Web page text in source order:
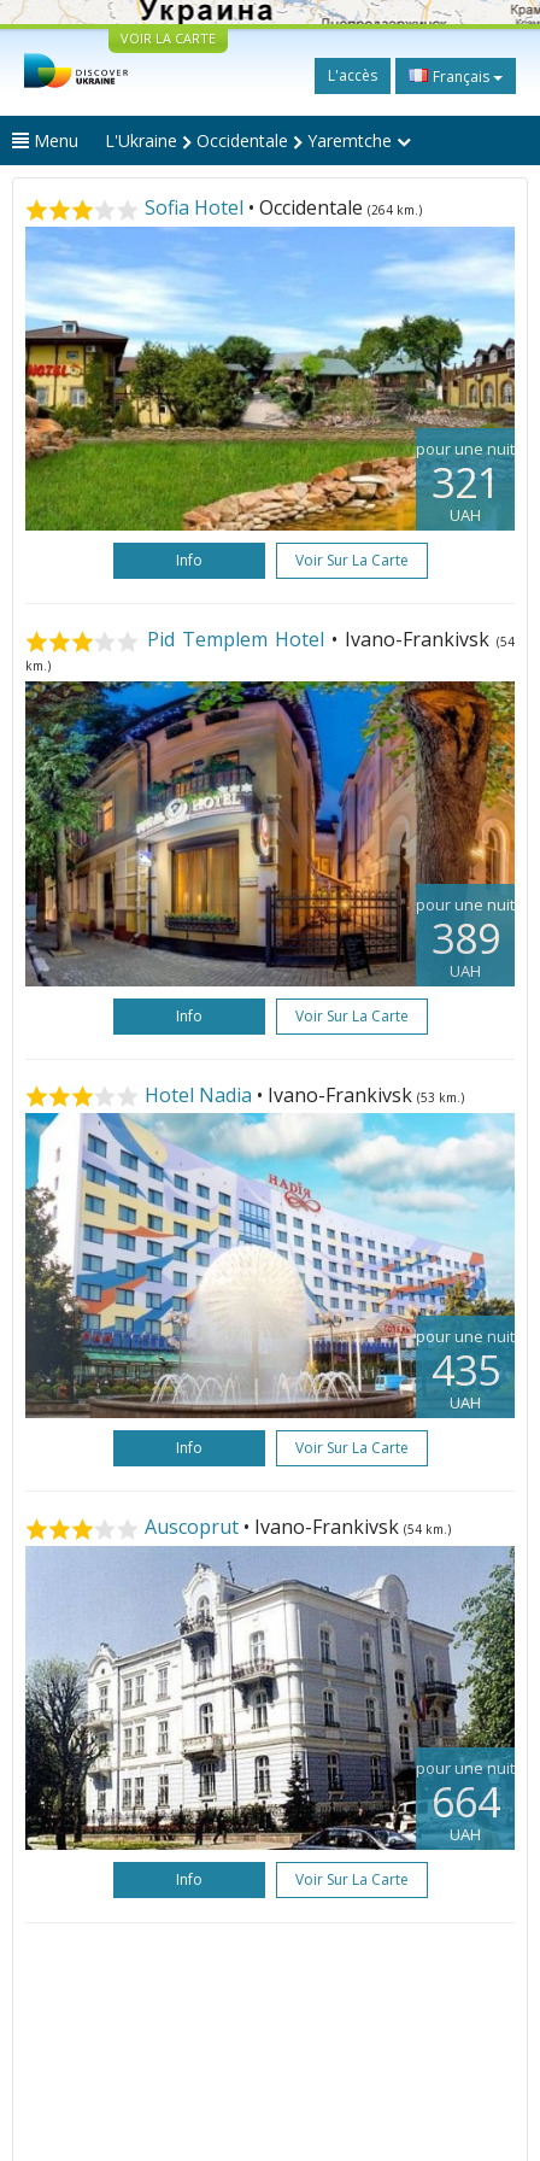
VOIR LA CARTE
L'accès Français
Menu L'Ukraine Occidentale Yaremtche
Sofia Hotel • Occidentale (264 km.)
pour une nuit
321
UAH
Info Voir Sur La Carte
Pid Templem Hotel • Ivano-Frankivsk (54
km.)
pour une nuit
389
UAH
Info Voir Sur La Carte
Hotel Nadia • Ivano-Frankivsk (53 km.)
pour une nuit
435
UAH
Info Voir Sur La Carte
Auscoprut • Ivano-Frankivsk (54 km.)
pour une nuit
664
UAH
Info Voir Sur La Carte